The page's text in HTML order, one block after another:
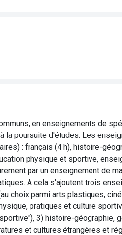
en enseignements de
la poursuite d'études. Les
: français (4 h), histoire-
physique et sportive,
par un enseignement de
A cela s'ajoutent trois
choix parmi arts plastiques,
pratiques et culture
3) histoire-géographie,
et cultures étrangères et